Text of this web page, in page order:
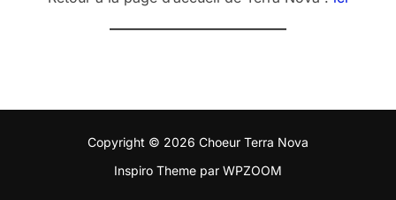
Copyright © 2026 Choeur Terra Nova
Inspiro Theme par WPZOOM